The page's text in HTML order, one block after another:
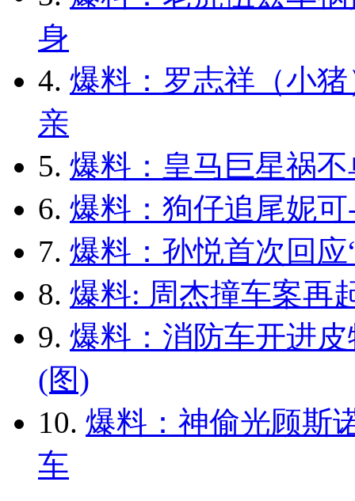
身
4. 爆料：罗志祥（小
亲
5. 爆料：皇马巨星祸
6. 爆料：狗仔追尾妮
7. 爆料：孙悦首次回
8. 爆料: 周杰撞车案再
9. 爆料：消防车开进
(图)
10. 爆料：神偷光顾斯
车